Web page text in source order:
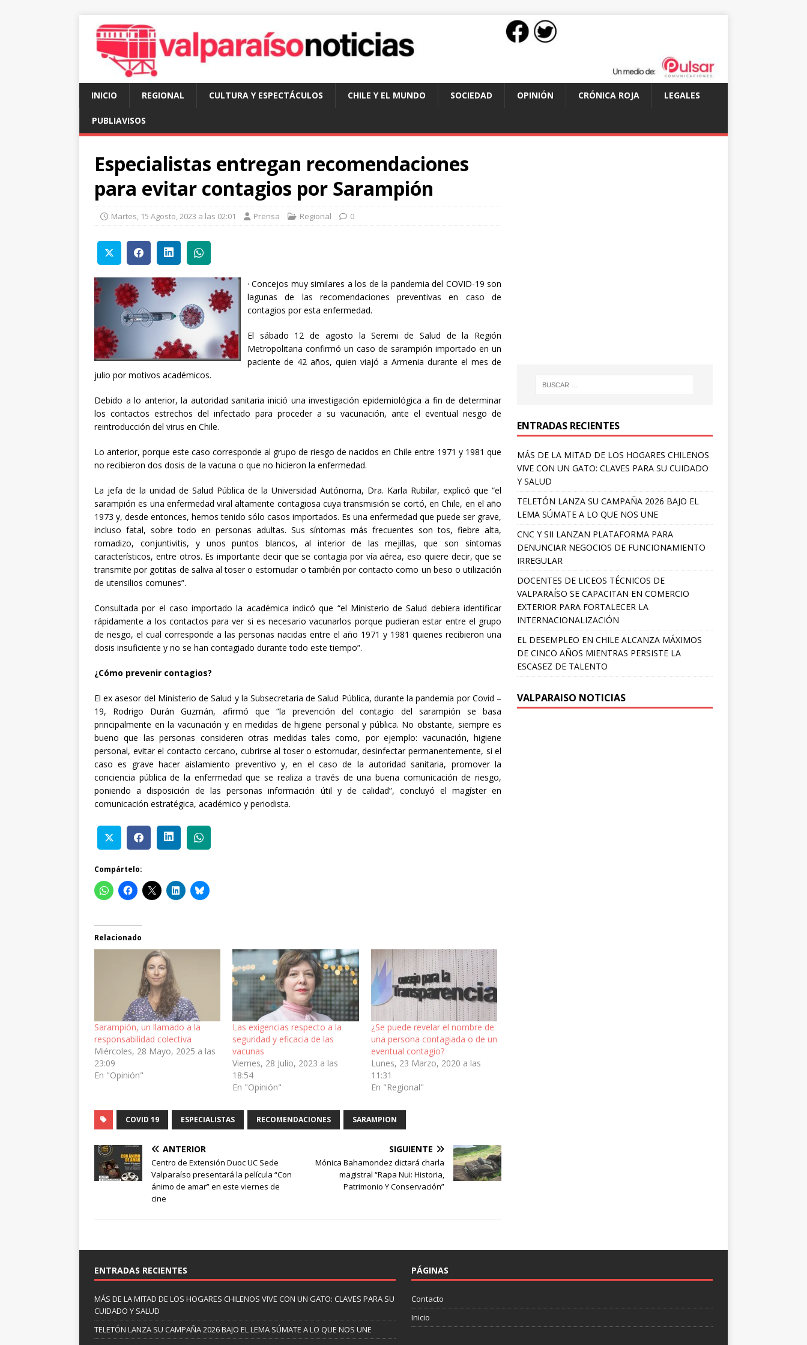
INICIO REGIONAL CULTURA Y ESPECTÁCULOS CHILE Y EL MUNDO SOCIEDAD OPINIÓN CRÓNICA ROJA LEGALES
PUBLIAVISOS
Especialistas entregan recomendaciones
para evitar contagios por Sarampión
Martes, 15 Agosto, 2023 a las 02:01 Prensa Regional 0
· Concejos muy similares a los de la pandemia del COVID-19 son
lagunas de las recomendaciones preventivas en caso de
contagios por esta enfermedad.
El sábado 12 de agosto la Seremi de Salud de la Región
Metropolitana confirmó un caso de sarampión importado en un
paciente de 42 años, quien viajó a Armenia durante el mes de
julio por motivos académicos.
Debido a lo anterior, la autoridad sanitaria inició una investigación epidemiológica a fin de determinar
los contactos estrechos del infectado para proceder a su vacunación, ante el eventual riesgo de
reintroducción del virus en Chile.
Lo anterior, porque este caso corresponde al grupo de riesgo de nacidos en Chile entre 1971 y 1981 que
no recibieron dos dosis de la vacuna o que no hicieron la enfermedad.
La jefa de la unidad de Salud Pública de la Universidad Autónoma, Dra. Karla Rubilar, explicó que “el
sarampión es una enfermedad viral altamente contagiosa cuya transmisión se cortó, en Chile, en el año
1973 y, desde entonces, hemos tenido sólo casos importados. Es una enfermedad que puede ser grave,
incluso fatal, sobre todo en personas adultas. Sus síntomas más frecuentes son tos, fiebre alta,
romadizo, conjuntivitis, y unos puntos blancos, al interior de las mejillas, que son síntomas
característicos, entre otros. Es importante decir que se contagia por vía aérea, eso quiere decir, que se
transmite por gotitas de saliva al toser o estornudar o también por contacto como un beso o utilización
de utensilios comunes”.
Consultada por el caso importado la académica indicó que “el Ministerio de Salud debiera identificar
rápidamente a los contactos para ver si es necesario vacunarlos porque pudieran estar entre el grupo
de riesgo, el cual corresponde a las personas nacidas entre el año 1971 y 1981 quienes recibieron una
dosis insuficiente y no se han contagiado durante todo este tiempo”.
¿Cómo prevenir contagios?
El ex asesor del Ministerio de Salud y la Subsecretaria de Salud Pública, durante la pandemia por Covid –
19, Rodrigo Durán Guzmán, afirmó que “la prevención del contagio del sarampión se basa
principalmente en la vacunación y en medidas de higiene personal y pública. No obstante, siempre es
bueno que las personas consideren otras medidas tales como, por ejemplo: vacunación, higiene
personal, evitar el contacto cercano, cubrirse al toser o estornudar, desinfectar permanentemente, si el
caso es grave hacer aislamiento preventivo y, en el caso de la autoridad sanitaria, promover la
conciencia pública de la enfermedad que se realiza a través de una buena comunicación de riesgo,
poniendo a disposición de las personas información útil y de calidad”, concluyó el magíster en
comunicación estratégica, académico y periodista.
Compártelo:
Relacionado
Sarampión, un llamado a la
responsabilidad colectiva
Miércoles, 28 Mayo, 2025 a las
23:09
En "Opinión"
Las exigencias respecto a la
seguridad y eficacia de las
vacunas
Viernes, 28 Julio, 2023 a las
18:54
En "Opinión"
¿Se puede revelar el nombre de
una persona contagiada o de un
eventual contagio?
Lunes, 23 Marzo, 2020 a las
11:31
En "Regional"
COVID 19 ESPECIALISTAS RECOMENDACIONES SARAMPION
ANTERIOR
Centro de Extensión Duoc UC Sede
Valparaíso presentará la película “Con
ánimo de amar” en este viernes de
cine
SIGUIENTE
Mónica Bahamondez dictará charla
magistral “Rapa Nui: Historia,
Patrimonio Y Conservación”
ENTRADAS RECIENTES
MÁS DE LA MITAD DE LOS HOGARES CHILENOS
VIVE CON UN GATO: CLAVES PARA SU CUIDADO
Y SALUD
TELETÓN LANZA SU CAMPAÑA 2026 BAJO EL
LEMA SÚMATE A LO QUE NOS UNE
CNC Y SII LANZAN PLATAFORMA PARA
DENUNCIAR NEGOCIOS DE FUNCIONAMIENTO
IRREGULAR
DOCENTES DE LICEOS TÉCNICOS DE
VALPARAÍSO SE CAPACITAN EN COMERCIO
EXTERIOR PARA FORTALECER LA
INTERNACIONALIZACIÓN
EL DESEMPLEO EN CHILE ALCANZA MÁXIMOS
DE CINCO AÑOS MIENTRAS PERSISTE LA
ESCASEZ DE TALENTO
VALPARAISO NOTICIAS
ENTRADAS RECIENTES
MÁS DE LA MITAD DE LOS HOGARES CHILENOS VIVE CON UN GATO: CLAVES PARA SU
CUIDADO Y SALUD
TELETÓN LANZA SU CAMPAÑA 2026 BAJO EL LEMA SÚMATE A LO QUE NOS UNE
PÁGINAS
Contacto
Inicio